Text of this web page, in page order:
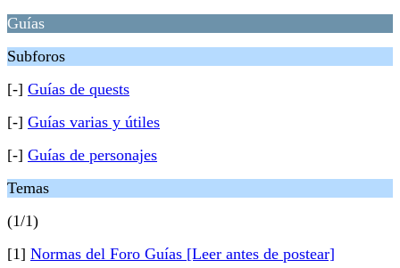
Guías
Subforos
[-] Guías de quests
[-] Guías varias y útiles
[-] Guías de personajes
Temas
(1/1)
[1] Normas del Foro Guías [Leer antes de postear]